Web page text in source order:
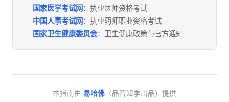
国家医学考试网 ：执业医师资格考试
中国人事考试网 ：执业药师职业资格考试
国家卫生健康委员会：卫生健康政策与官方通知
本指南由 易哈佛 （品智知学出品）提供